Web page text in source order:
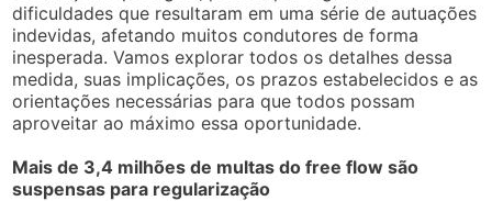
dificuldades que resultaram em uma série de autuações
indevidas, afetando muitos condutores de forma
inesperada. Vamos explorar todos os detalhes dessa
medida, suas implicações, os prazos estabelecidos e as
orientações necessárias para que todos possam
aproveitar ao máximo essa oportunidade.
Mais de 3,4 milhões de multas do free flow são
suspensas para regularização